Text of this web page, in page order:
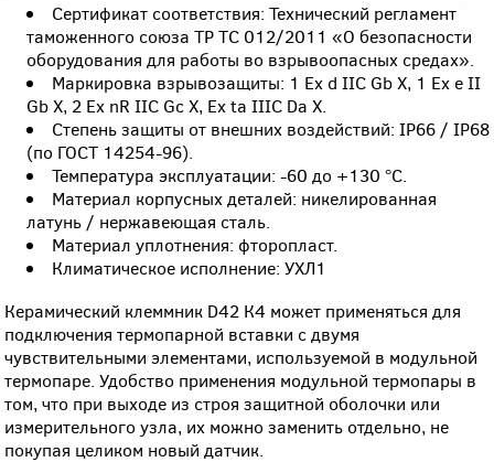
Сертификат соответствия: Технический регламент
таможенного союза ТР ТС 012/2011 «О безопасности
оборудования для работы во взрывоопасных средах».
Маркировка взрывозащиты: 1 Ex d IIC Gb X, 1 Ex e II
Gb X, 2 Ex nR IIC Gc X, Ex ta IIIC Da X.
Степень защиты от внешних воздействий: IP66 / IP68
(по ГОСТ 14254-96).
Температура эксплуатации: -60 до +130 °С.
Материал корпусных деталей: никелированная
латунь / нержавеющая сталь.
Материал уплотнения: фторопласт.
Климатическое исполнение: УХЛ1
Керамический клеммник D42 К4 может применяться для
подключения термопарной вставки с двумя
чувствительными элементами, используемой в модульной
термопаре. Удобство применения модульной термопары в
том, что при выходе из строя защитной оболочки или
измерительного узла, их можно заменить отдельно, не
покупая целиком новый датчик.